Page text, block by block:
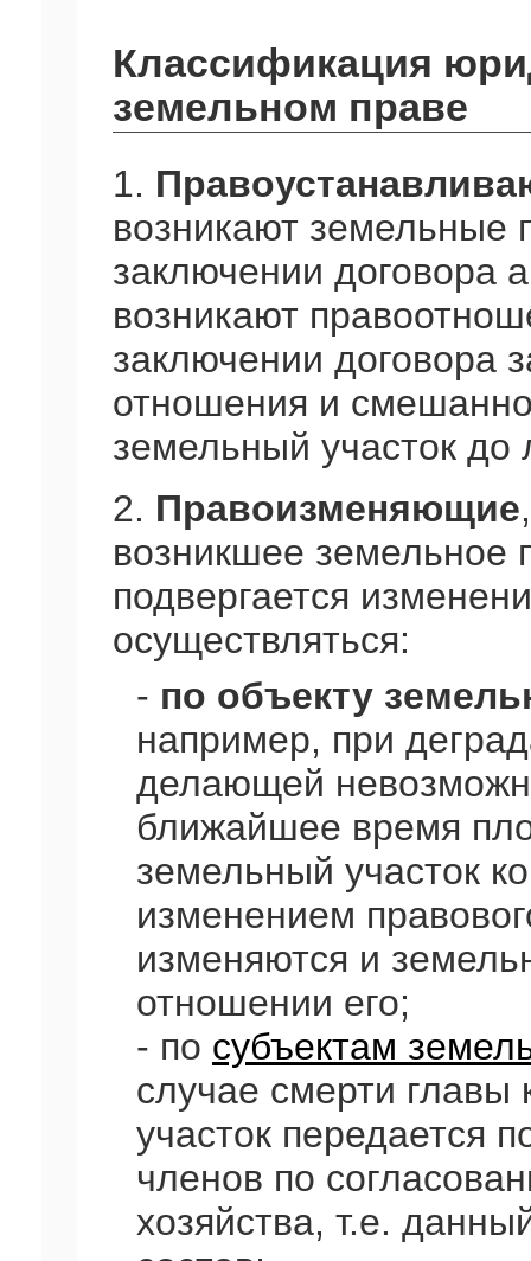
Классификация
земельном праве
1.
возникают земельные
заключении договора
возникают
заключении договора
отношения и
земельный участок до
2. Правоизменяющие
возникшее земельное
подвергается
осуществляться:
- по объекту
например, при
делающей
ближайшее время
земельный участок
изменением
изменяются и
отношении его;
- по субъектам
случае смерти главы
участок передается
членов по
хозяйства, т.е.